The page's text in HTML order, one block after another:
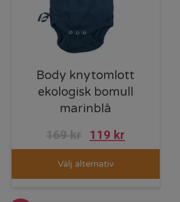
Body knytomlott
ekologisk bomull
marinblå
169kr 119 kr
Välj alternativ